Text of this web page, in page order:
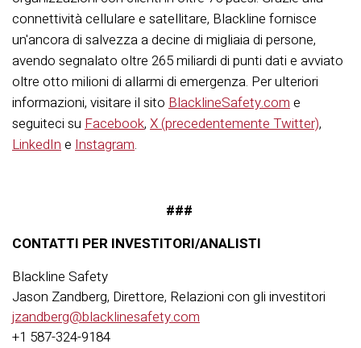
connettività cellulare e satellitare, Blackline fornisce
un'ancora di salvezza a decine di migliaia di persone,
avendo segnalato oltre 265 miliardi di punti dati e avviato
oltre otto milioni di allarmi di emergenza. Per ulteriori
informazioni, visitare il sito BlacklineSafety.com e
seguiteci su Facebook, X (precedentemente Twitter),
LinkedIn e Instagram.
###
CONTATTI PER INVESTITORI/ANALISTI
Blackline Safety
Jason Zandberg, Direttore, Relazioni con gli investitori
jzandberg@blacklinesafety.com
+1 587-324-9184